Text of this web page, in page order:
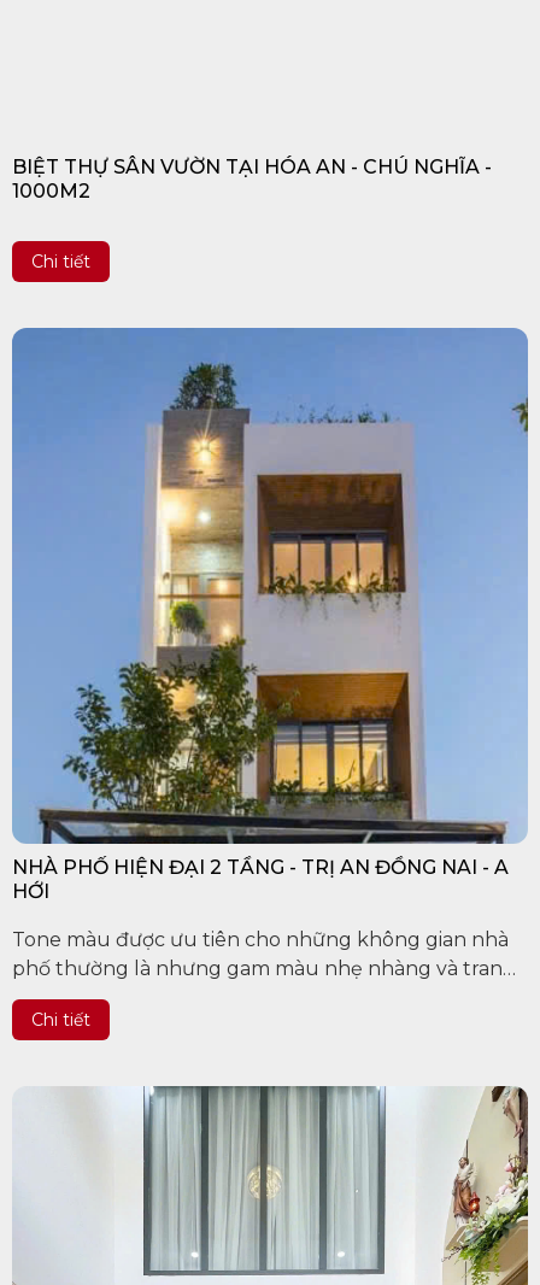
BIỆT THỰ SÂN VƯỜN TẠI HÓA AN - CHÚ NGHĨA -
1000M2
Chi tiết
NHÀ PHỐ HIỆN ĐẠI 2 TẦNG - TRỊ AN ĐỒNG NAI - A
HỚI
Tone màu được ưu tiên cho những không gian nhà
phố thường là nhưng gam màu nhẹ nhàng và trang
nhã. Nếu căn nhà phố quá lớn, bạn có thể chia nhỏ
không gian với nhiều...
Chi tiết